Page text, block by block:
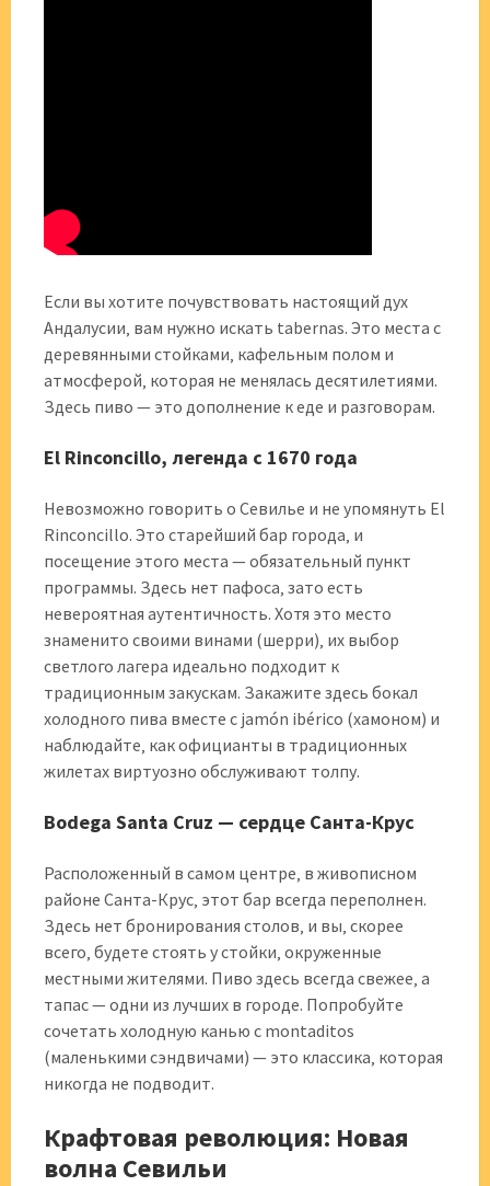
Если вы хотите почувствовать настоящий дух
Андалусии‚ вам нужно искать tabernas. Это места с
деревянными стойками‚ кафельным полом и
атмосферой‚ которая не менялась десятилетиями.
Здесь пиво — это дополнение к еде и разговорам.
El Rinconcillo, легенда с 1670 года
Невозможно говорить о Севилье и не упомянуть El
Rinconcillo. Это старейший бар города‚ и
посещение этого места — обязательный пункт
программы. Здесь нет пафоса‚ зато есть
невероятная аутентичность. Хотя это место
знаменито своими винами (шерри)‚ их выбор
светлого лагера идеально подходит к
традиционным закускам. Закажите здесь бокал
холодного пива вместе с jamón ibérico (хамоном) и
наблюдайте‚ как официанты в традиционных
жилетах виртуозно обслуживают толпу.
Bodega Santa Cruz — сердце Санта-Крус
Расположенный в самом центре‚ в живописном
районе Санта-Крус‚ этот бар всегда переполнен.
Здесь нет бронирования столов‚ и вы‚ скорее
всего‚ будете стоять у стойки‚ окруженные
местными жителями. Пиво здесь всегда свежее‚ а
тапас — одни из лучших в городе. Попробуйте
сочетать холодную канью с montaditos
(маленькими сэндвичами) — это классика‚ которая
никогда не подводит.
Крафтовая революция: Новая
волна Севильи